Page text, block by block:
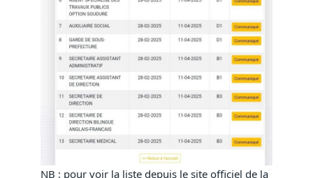
NB : pour voir la liste depuis le site officiel de la